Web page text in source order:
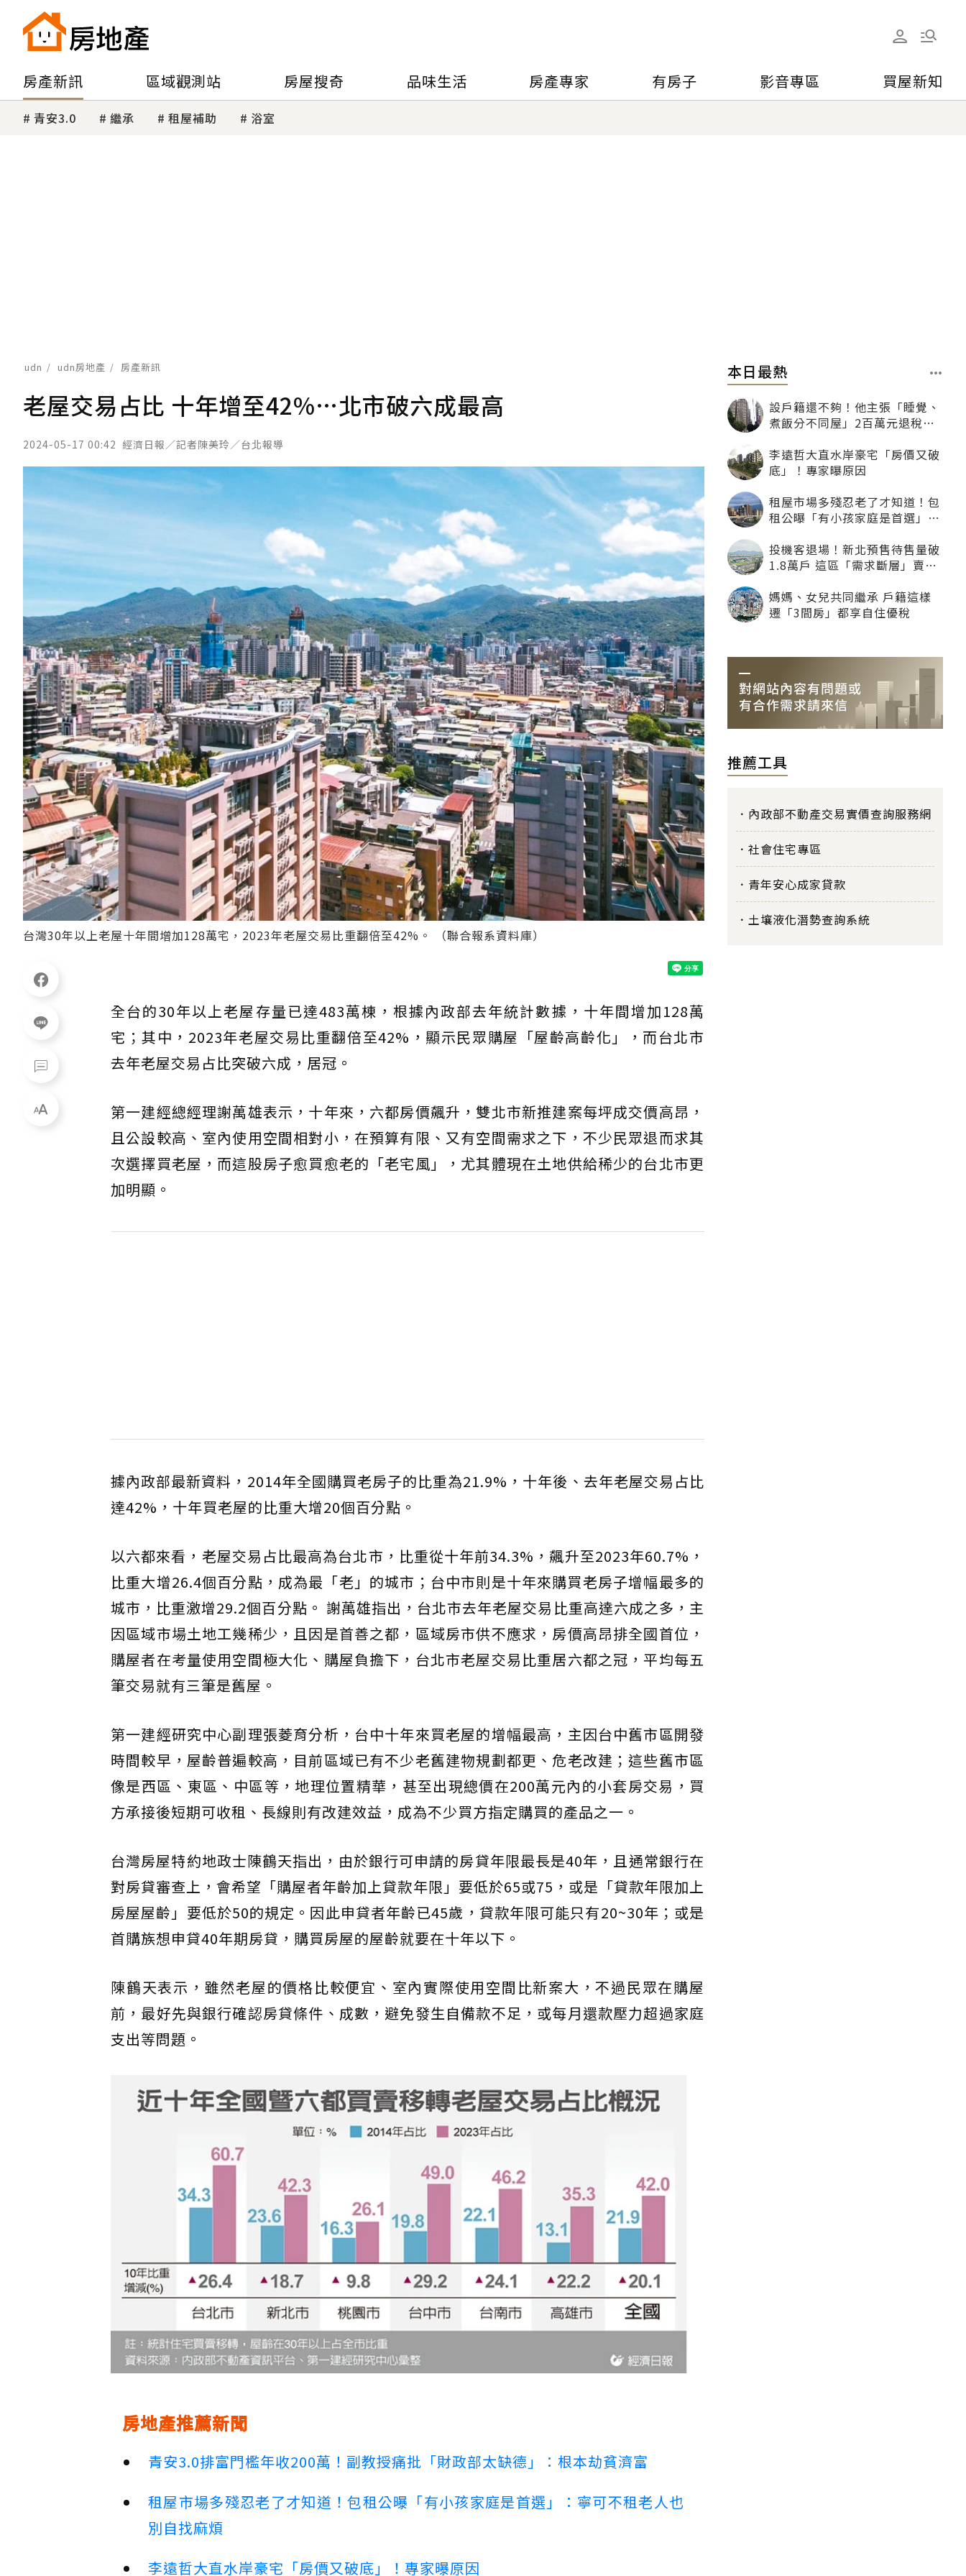
房產新訊 區域觀測站 房屋搜奇 品味生活 房產專家 有房子 影音專區 買屋新知
青安3.0 繼承 租屋補助 浴室
udn udn房地產 房產新訊
老屋交易占比 十年增至42%…北市破六成最高
2024-05-17 00:42 經濟日報／記者陳美玲／台北報導
台灣30年以上老屋十年間增加128萬宅，2023年老屋交易比重翻倍至42%。 （聯合報系資料庫）
全台的30年以上老屋存量已達483萬棟，根據內政部去年統計數據，十年間增加128萬
宅；其中，2023年老屋交易比重翻倍至42%，顯示民眾購屋「屋齡高齡化」，而台北市
去年老屋交易占比突破六成，居冠。
第一建經總經理謝萬雄表示，十年來，六都房價飆升，雙北市新推建案每坪成交價高昂，
且公設較高、室內使用空間相對小，在預算有限、又有空間需求之下，不少民眾退而求其
次選擇買老屋，而這股房子愈買愈老的「老宅風」，尤其體現在土地供給稀少的台北市更
加明顯。
據內政部最新資料，2014年全國購買老房子的比重為21.9%，十年後、去年老屋交易占比
達42%，十年買老屋的比重大增20個百分點。
以六都來看，老屋交易占比最高為台北市，比重從十年前34.3%，飆升至2023年60.7%，
比重大增26.4個百分點，成為最「老」的城市；台中市則是十年來購買老房子增幅最多的
城市，比重激增29.2個百分點。 謝萬雄指出，台北市去年老屋交易比重高達六成之多，主
因區域市場土地工幾稀少，且因是首善之都，區域房市供不應求，房價高昂排全國首位，
購屋者在考量使用空間極大化、購屋負擔下，台北市老屋交易比重居六都之冠，平均每五
筆交易就有三筆是舊屋。
第一建經研究中心副理張菱育分析，台中十年來買老屋的增幅最高，主因台中舊市區開發
時間較早，屋齡普遍較高，目前區域已有不少老舊建物規劃都更、危老改建；這些舊市區
像是西區、東區、中區等，地理位置精華，甚至出現總價在200萬元內的小套房交易，買
方承接後短期可收租、長線則有改建效益，成為不少買方指定購買的產品之一。
台灣房屋特約地政士陳鶴天指出，由於銀行可申請的房貸年限最長是40年，且通常銀行在
對房貸審查上，會希望「購屋者年齡加上貸款年限」要低於65或75，或是「貸款年限加上
房屋屋齡」要低於50的規定。因此申貸者年齡已45歲，貸款年限可能只有20~30年；或是
首購族想申貸40年期房貸，購買房屋的屋齡就要在十年以下。
陳鶴天表示，雖然老屋的價格比較便宜、室內實際使用空間比新案大，不過民眾在購屋
前，最好先與銀行確認房貸條件、成數，避免發生自備款不足，或每月還款壓力超過家庭
支出等問題。
房地產推薦新聞
青安3.0排富門檻年收200萬！副教授痛批「財政部太缺德」：根本劫貧濟富
租屋市場多殘忍老了才知道！包租公曝「有小孩家庭是首選」：寧可不租老人也
別自找麻煩
李遠哲大直水岸豪宅「房價又破底」！專家曝原因
本日最熱
設戶籍還不夠！他主張「睡覺、
煮飯分不同屋」2百萬元退稅照
李遠哲大直水岸豪宅「房價又破
底」！專家曝原因
租屋市場多殘忍老了才知道！包
租公曝「有小孩家庭是首選」：
投機客退場！新北預售待售量破
1.8萬戶 這區「需求斷層」賣壓
媽媽、女兒共同繼承 戶籍這樣
遷「3間房」都享自住優稅
推薦工具
內政部不動產交易實價查詢服務網
社會住宅專區
青年安心成家貸款
土壤液化潛勢查詢系統